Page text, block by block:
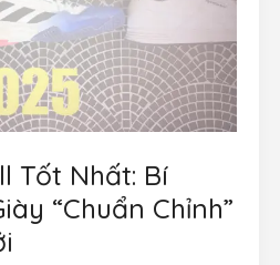
Tốt Nhất: Bí
“Chuẩn Chỉnh”